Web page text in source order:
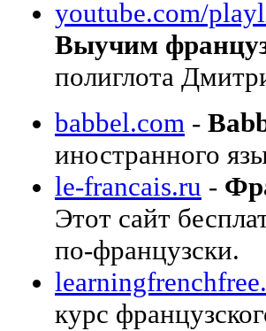
youtube.com/
Выучим
полиглота
babbel.com -
иностранного
le-francais.ru -
Этот сайт
по-французски.
курс